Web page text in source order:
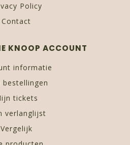
Policy
Contact
KNOOP ACCOUNT
informatie
bestellingen
tickets
verlanglijst
Vergelijk